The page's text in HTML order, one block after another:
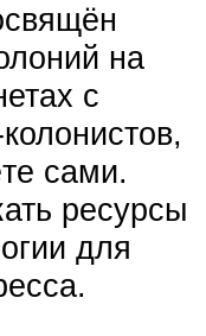
на
с
сами.
ресурсы
для